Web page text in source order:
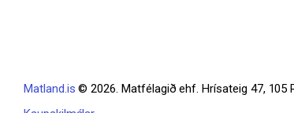
Matland.is © 2026. Matfélagið ehf. Hrísateig 47, 105